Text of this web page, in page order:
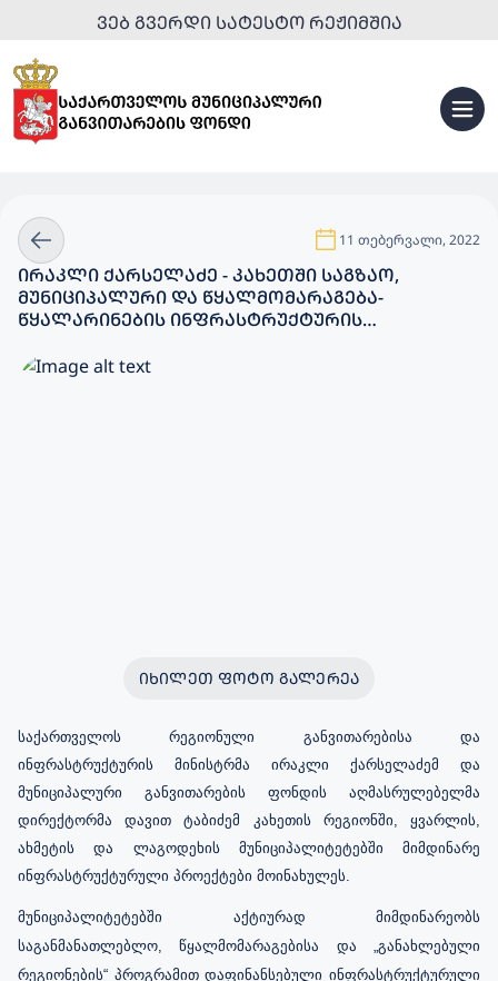
ᲕᲔᲑ ᲒᲕᲔᲠᲓᲘ ᲡᲐᲢᲔᲡᲢᲝ ᲠᲔᲟᲘᲛᲨᲘᲐ
11 თებერვალი, 2022
ᲘᲠᲐᲙᲚᲘ ᲥᲐᲠᲡᲔᲚᲐᲫᲔ - ᲙᲐᲮᲔᲗᲨᲘ ᲡᲐᲒᲖᲐᲝ,
ᲛᲣᲜᲘᲪᲘᲞᲐᲚᲣᲠᲘ ᲓᲐ ᲬᲧᲐᲚᲛᲝᲛᲐᲠᲐᲒᲔᲑᲐ-
ᲬᲧᲐᲚᲐᲠᲘᲜᲔᲑᲘᲡ ᲘᲜᲤᲠᲐᲡᲢᲠᲣᲥᲢᲣᲠᲘᲡ
ᲒᲕᲐᲥᲕᲡ
ᲘᲮᲘᲚᲔᲗ ᲤᲝᲢᲝ ᲒᲐᲚᲔᲠᲔᲐ
საქართველოს რეგიონული განვითარებისა და
ინფრასტრუქტურის მინისტრმა ირაკლი ქარსელაძემ და
მუნიციპალური განვითარების ფონდის აღმასრულებელმა
დირექტორმა დავით ტაბიძემ კახეთის რეგიონში, ყვარლის,
ახმეტის და ლაგოდეხის მუნიციპალიტეტებში მიმდინარე
ინფრასტრუქტურული პროექტები მოინახულეს.
მუნიციპალიტეტებში აქტიურად მიმდინარეობს
საგანმანათლებლო, წყალმომარაგებისა და „განახლებული
რეგიონების“ პროგრამით დაფინანსებული ინფრასტრუქტურული